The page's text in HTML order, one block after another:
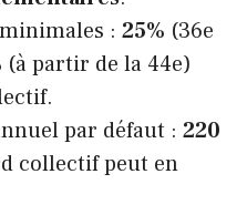
: 25% (36e
(à partir de la 44e)
par défaut : 220
collectif peut en